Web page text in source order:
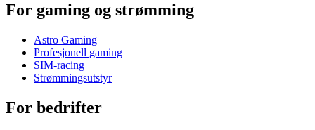
For gaming og strømming
Astro Gaming
Profesjonell gaming
SIM-racing
Strømmingsutstyr
For bedrifter